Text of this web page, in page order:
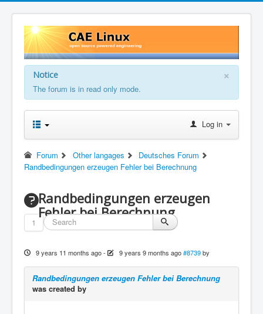
×
Notice
The forum is in read only mode.
Log in
Forum Other langages
Deutsches Forum
Randbedingungen erzeugen Fehler bei Berechnung
Randbedingungen erzeugen
Fehler bei Berechnung
1
9 years 11 months ago- 9 years 9 months ago #8739 by
Randbedingungen erzeugen Fehler bei Berechnung
was created by